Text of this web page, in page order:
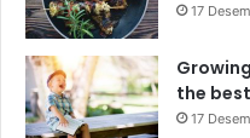
17
the best
17